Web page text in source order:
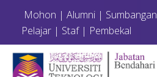
Mohon | Alumni | Sumbangan
Pelajar | Staf| Pembekal